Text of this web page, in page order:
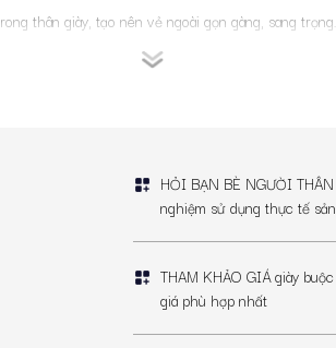
thân giày, tạo nên vẻ ngoài gọn gàng, sang trọng.
trên lớp vamp. Điều này giúp đôi chân thoải mái
HỎI BẠN BÈ NGƯỜI
nghiệm sử dụng thực tế
THAM KHẢO GIÁ giày
giá phù hợp nhất